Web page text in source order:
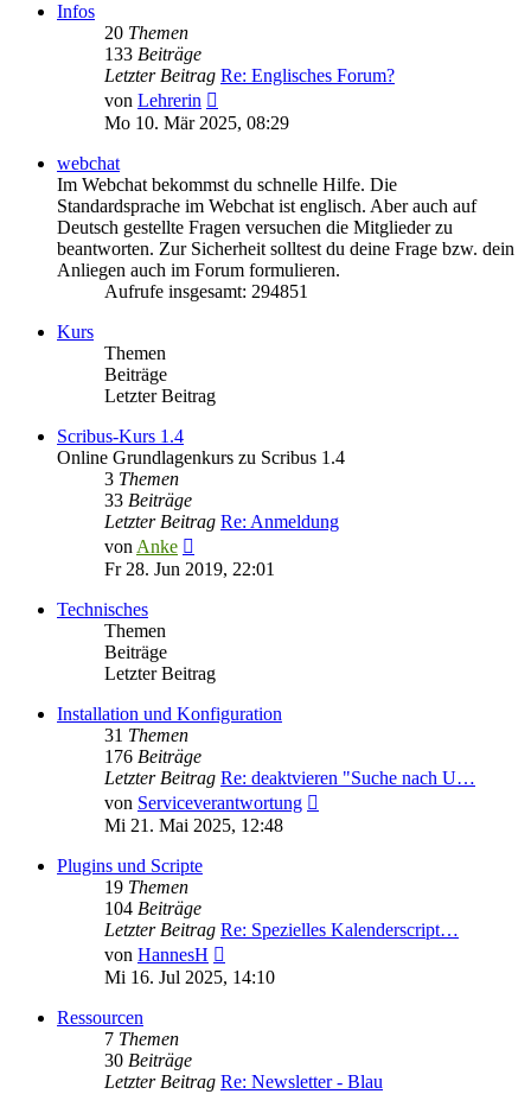
Infos
20 Themen
133 Beiträge
Letzter Beitrag Re: Englisches Forum?
von Lehrerin
Beitrag
Mo 10. Mär 2025, 08:29
webchat
Im Webchat bekommst du schnelle Hilfe. Die
Standardsprache im Webchat ist englisch. Aber auch auf
Deutsch gestellte Fragen versuchen die Mitglieder zu
beantworten. Zur Sicherheit solltest du deine Frage bzw. dein
Anliegen auch im Forum formulieren.
Aufrufe insgesamt: 294851
Kurs
Themen
Beiträge
Letzter Beitrag
Scribus-Kurs 1.4
Online Grundlagenkurs zu Scribus 1.4
3 Themen
33 Beiträge
Letzter Beitrag Re: Anmeldung
von Anke
Beitrag
Fr 28. Jun 2019, 22:01
Technisches
Themen
Beiträge
Letzter Beitrag
Installation und Konfiguration
31 Themen
176 Beiträge
Letzter Beitrag Re: deaktvieren "Suche nach U…
von Serviceverantwortung
Mi 21. Mai 2025, 12:48
Plugins und Scripte
19 Themen
104 Beiträge
Letzter Beitrag Re: Spezielles Kalenderscript…
von HannesH
Beitrag
Mi 16. Jul 2025, 14:10
Ressourcen
7 Themen
30 Beiträge
Letzter Beitrag Re: Newsletter - Blau